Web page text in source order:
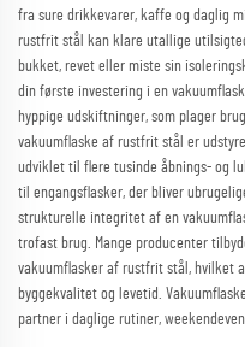
fra sure drikkevarer, kaffe og daglig
rustfrit stål kan klare utallige
bukket, revet eller miste sin
din første investering i en
hyppige udskiftninger, som plager
vakuumflaske af rustfrit stål er
udviklet til flere tusinde åbnings- og
til engangsflasker, der bliver
strukturelle integritet af en
trofast brug. Mange producenter
vakuumflasker af rustfrit stål, hvilket
byggekvalitet og levetid.
partner i daglige rutiner,